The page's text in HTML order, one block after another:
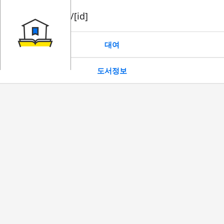
book/rent/[id]
대여
도서정보